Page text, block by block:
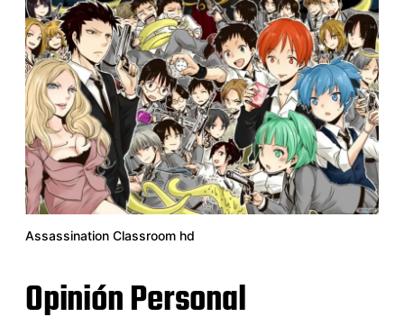
Assassination Classroom hd
Opinión Personal